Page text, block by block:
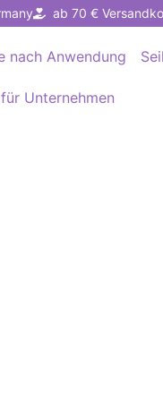
ab 70 €
nach Anwendung
Unternehmen